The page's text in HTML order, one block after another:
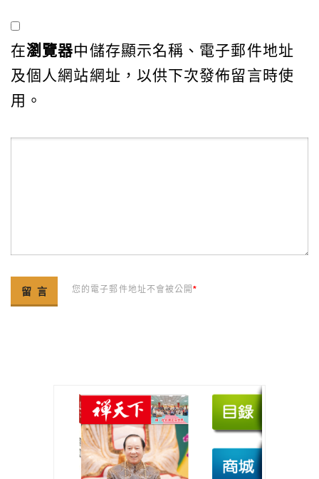
在瀏覽器中儲存顯示名稱、電子郵件地址
及個人網站網址，以供下次發佈留言時使
用。
您的電子郵件地址不會被公開*